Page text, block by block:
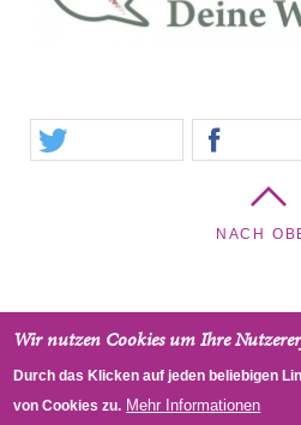
NACH
Lindengasse 44a, 1070 Wien,
Wir nutzen Cookies um Ihre
Durch das Klicken auf jeden beliebigen
von Cookies zu. Mehr Informationen